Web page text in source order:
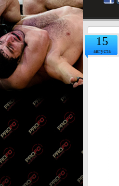
15
августа